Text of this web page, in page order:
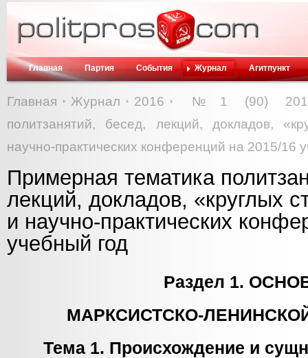
Главная Партия События Журнал Агитпункт
Главная Журнал 2016
№1 (90)
политзанятий, бесед, лекций, докладов,
научно-практических конференций на 2015/16
Примерная тематика
лекций, докладов, «круглых
и научно-практических
учебный год
Раздел 1.
МАРКСИСТСКО-
Тема 1. Происхождение и